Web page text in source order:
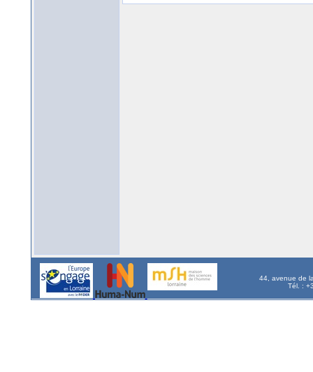
44, avenue de
Tél. :